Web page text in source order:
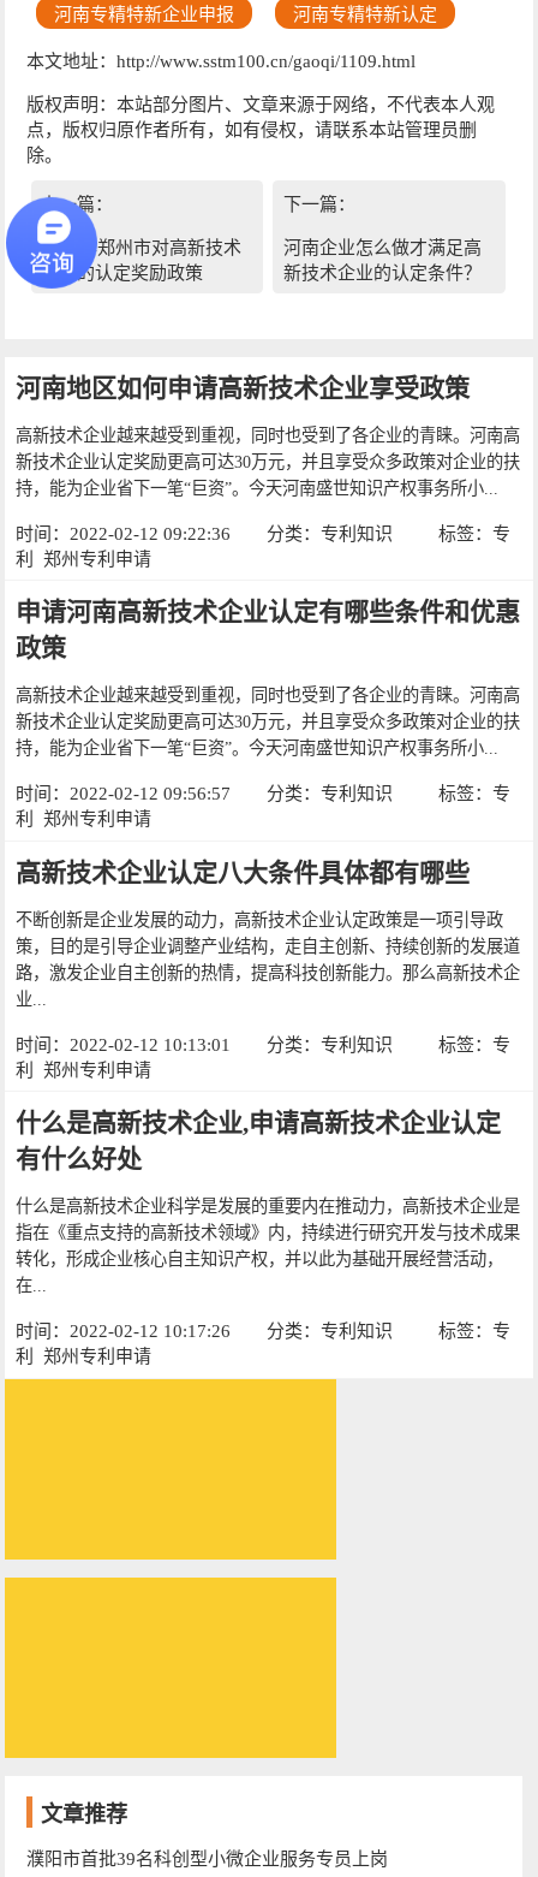
河南专精特新企业申报 河南专精特新认定
本文地址：http://www.sstm100.cn/gaoqi/1109.html
版权声明：本站部分图片、文章来源于网络，不代表本人观
点，版权归原作者所有，如有侵权，请联系本站管理员删
除。
上一篇：
2024年郑州市对高新技术
企业的认定奖励政策
下一篇：
河南企业怎么做才满足高
新技术企业的认定条件？
河南地区如何申请高新技术企业享受政策
高新技术企业越来越受到重视，同时也受到了各企业的青睐。河南高
新技术企业认定奖励更高可达30万元，并且享受众多政策对企业的扶
持，能为企业省下一笔“巨资”。今天河南盛世知识产权事务所小...
时间：2022-02-12 09:22:36 分类：专利知识 标签： 专
利
郑州专利申请
申请河南高新技术企业认定有哪些条件和优惠
政策
高新技术企业越来越受到重视，同时也受到了各企业的青睐。河南高
新技术企业认定奖励更高可达30万元，并且享受众多政策对企业的扶
持，能为企业省下一笔“巨资”。今天河南盛世知识产权事务所小...
时间：2022-02-12 09:56:57 分类：专利知识 标签： 专
利
郑州专利申请
高新技术企业认定八大条件具体都有哪些
不断创新是企业发展的动力，高新技术企业认定政策是一项引导政
策，目的是引导企业调整产业结构，走自主创新、持续创新的发展道
路，激发企业自主创新的热情，提高科技创新能力。那么高新技术企
业...
时间：2022-02-12 10:13:01 分类：专利知识 标签： 专
利
郑州专利申请
什么是高新技术企业,申请高新技术企业认定
有什么好处
什么是高新技术企业科学是发展的重要内在推动力，高新技术企业是
指在《重点支持的高新技术领域》内，持续进行研究开发与技术成果
转化，形成企业核心自主知识产权，并以此为基础开展经营活动，
在...
时间：2022-02-12 10:17:26 分类：专利知识 标签： 专
利
郑州专利申请
文章推荐
濮阳市首批39名科创型小微企业服务专员上岗